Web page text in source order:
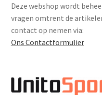
Deze webshop wordt
vragen omtrent de
contact op nemen via:
Ons Contactformulier